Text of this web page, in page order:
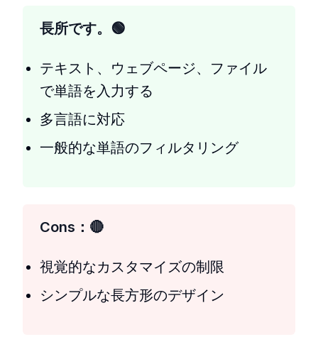
長所です。
テキスト、ウェブページ、ファイル
で単語を入力する
多言語に対応
一般的な単語のフィルタリング
Cons：
視覚的なカスタマイズの制限
シンプルな長方形のデザイン